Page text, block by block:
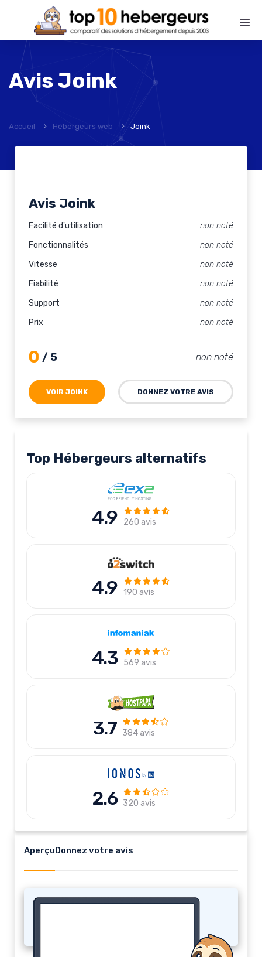
AvisJoink
Accueil Hébergeurs web Joink
Avis Joink
Facilité d'utilisation
non noté
Fonctionnalités
non noté
Vitesse
non noté
Fiabilité
non noté
Support
non noté
Prix
non noté
0 / 5 non noté
VOIR JOINK DONNEZ VOTRE AVIS
Top Hébergeurs alternatifs
4.9 260 avis
4.9 190 avis
4.3 569 avis
3.7 384 avis
2.6 320 avis
Aperçu Donnez votre avis